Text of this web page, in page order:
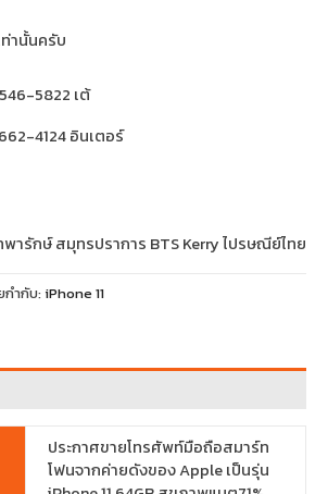
านั้นครับ
5822 เต้
4124 อินเตอร์
ารักษ์ สมุทรปราการ BTS Kerry ไปรษณีย์ไทย
กำกับ: iPhone 11
ประกาศขายโทรศัพท์มือถือสมาร์ท
โฟนจากค่ายดังของ Apple เป็นรุ่น